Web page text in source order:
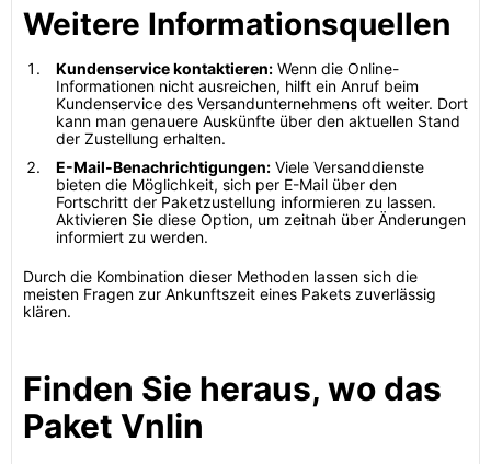
Weitere Informationsquellen
Kundenservice kontaktieren: Wenn die Online-
Informationen nicht ausreichen, hilft ein Anruf beim
Kundenservice des Versandunternehmens oft weiter. Dort
kann man genauere Auskünfte über den aktuellen Stand
der Zustellung erhalten.
E-Mail-Benachrichtigungen: Viele Versanddienste
bieten die Möglichkeit, sich per E-Mail über den
Fortschritt der Paketzustellung informieren zu lassen.
Aktivieren Sie diese Option, um zeitnah über Änderungen
informiert zu werden.
Durch die Kombination dieser Methoden lassen sich die
meisten Fragen zur Ankunftszeit eines Pakets zuverlässig
klären.
Finden Sie heraus, wo das
Paket Vnlin